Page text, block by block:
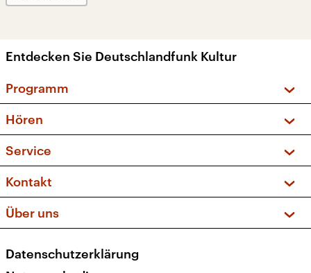
Entdecken Sie Deutschlandfunk Kultur
Programm
Sendungen und Podcasts
Musikliste
Kakadu – Das Kinderprogramm
Hören
Frequenzen (UKW + DAB+)
Service
FAQ
Apps
Newsletter
Kontakt
Social Media
Über uns
Presse
Datenschutzerklärung